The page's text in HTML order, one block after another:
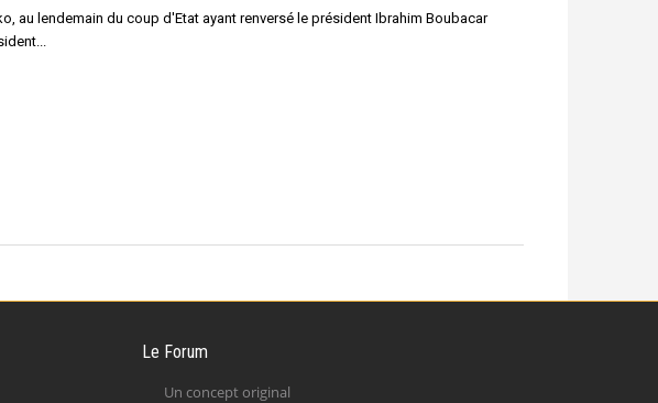
au lendemain du coup d'Etat ayant renversé le président Ibrahim Boubacar
Le Forum
Un concept original